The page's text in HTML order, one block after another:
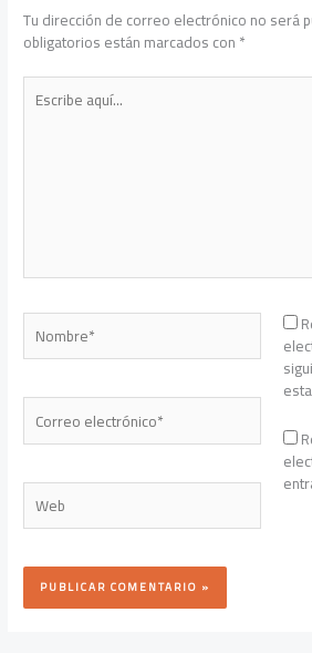
Tu dirección de correo electrónico no será
obligatorios están marcados con*
Escribe
aquí...
Nombre*
Correo
electrónico*
Web